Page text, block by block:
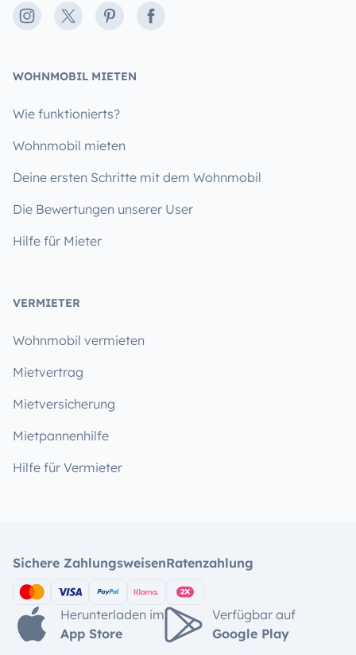
Instagram
X PinterestFacebook
WOHNMOBIL MIETEN
Wie funktionierts?
Wohnmobil mieten
Deine ersten Schritte mit dem Wohnmobil
Die Bewertungen unserer User
Hilfe für Mieter
VERMIETER
Wohnmobil vermieten
Mietvertrag
Mietversicherung
Mietpannenhilfe
Hilfe für Vermieter
Sichere ZahlungsweisenRatenzahlung
Herunterladen im
App Store
Verfügbar auf
Google Play